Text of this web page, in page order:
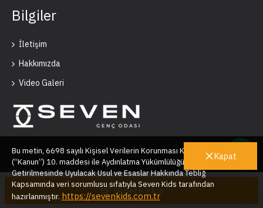
Sepete Ekle
Bilgiler
İletişim
Hakkımızda
Video Galeri
Seven Kids © 2025
Kapat
Bu metin, 6698 sayılı Kişisel Verilerin Korunması Kanunu’nun
(“Kanun”) 10. maddesi ile Aydınlatma Yükümlülüğünün Yerine
Getirilmesinde Uyulacak Usul ve Esaslar Hakkında Tebliğ
Kapsamında veri sorumlusu sıfatıyla Seven Kids tarafından
hazırlanmıştır. https://sevenkids.com.tr